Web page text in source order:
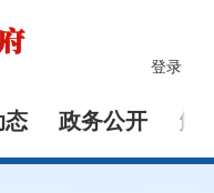
登录
态 政务公开 解